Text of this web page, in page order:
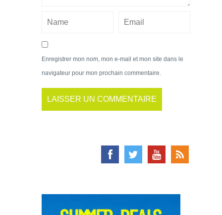
Enregistrer mon nom, mon e-mail et mon site dans le
navigateur pour mon prochain commentaire.